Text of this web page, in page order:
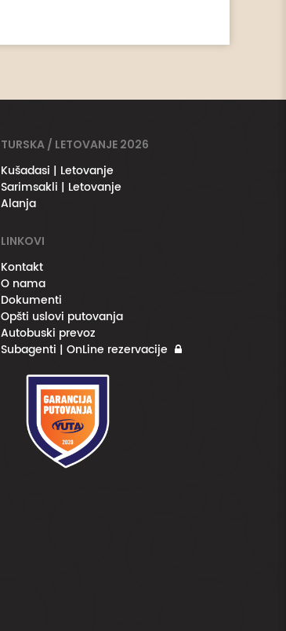
TURSKA / LETOVANJE 2026
Kušadasi | Letovanje
Sarimsakli | Letovanje
Alanja
LINKOVI
Kontakt
O nama
Dokumenti
Opšti uslovi putovanja
Autobuski prevoz
Subagenti | OnLine rezervacije